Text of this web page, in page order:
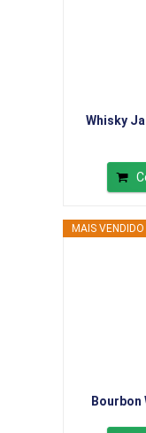
Whisky
MAIS VENDIDO
Bourbon